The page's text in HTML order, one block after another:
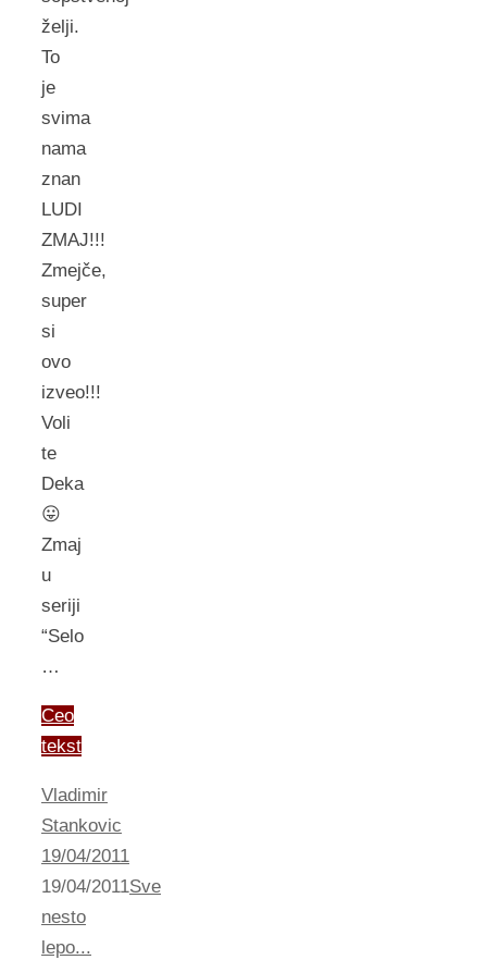
želji.
To
je
svima
nama
znan
LUDI
ZMAJ!!!
Zmejče,
super
si
ovo
izveo!!!
Voli
te
Deka
😛
Zmaj
u
seriji
“Selo
…
Ceo
tekst
Vladimir
Stankovic
19/04/2011
19/04/2011Sve
nesto
lepo...